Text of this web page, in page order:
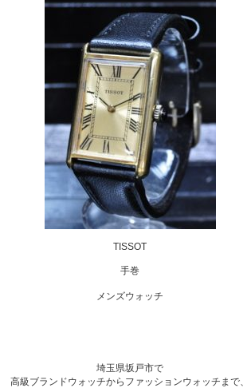
TISSOT
手巻
メンズウォッチ
埼玉県坂戸市で
高級ブランドウォッチからファッションウォッチまで、